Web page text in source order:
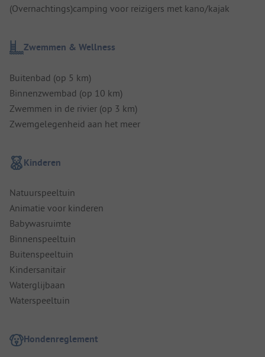
(Overnachtings)camping voor reizigers met kano/kajak
Zwemmen & Wellness
Buitenbad (op 5 km)
Binnenzwembad (op 10 km)
Zwemmen in de rivier (op 3 km)
Zwemgelegenheid aan het meer
Kinderen
Natuurspeeltuin
Animatie voor kinderen
Babywasruimte
Binnenspeeltuin
Buitenspeeltuin
Kindersanitair
Waterglijbaan
Waterspeeltuin
Hondenreglement